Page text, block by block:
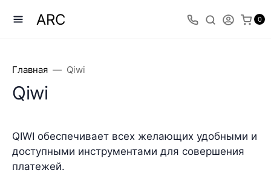
ARC 0
Главная Qiwi
Qiwi
QIWI обеспечивает всех желающих удобными и
доступными инструментами для совершения
платежей.